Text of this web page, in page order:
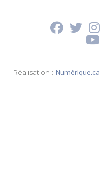
Réalisation :Numérique.ca